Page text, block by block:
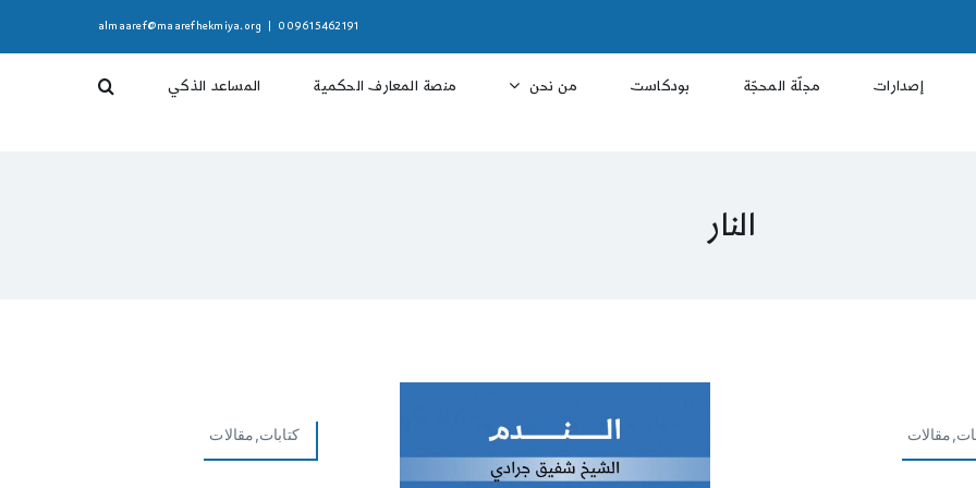
009615462191
almaaref@maarefhekmiya.org
إصدارات مجلّة المحجّة بودكاست من نحن منصة المعارف الحكمية المساعد الذكي
النار
كتابات,مقالات